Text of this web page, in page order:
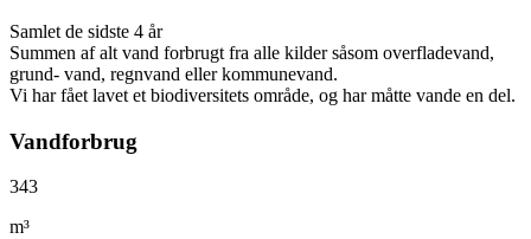
Samlet de sidste 4 år
Summen af alt vand forbrugt fra alle kilder såsom overfladevand,
grund- vand, regnvand eller kommunevand.
Vi har fået lavet et biodiversitets område, og har måtte vande en del.
Vandforbrug
343
m³